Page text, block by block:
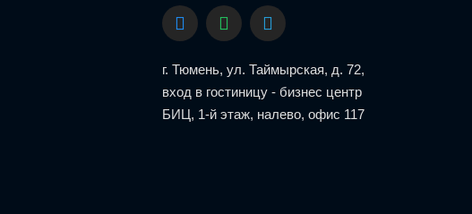
г. Тюмень, ул. Таймырская, д. 72,
вход в гостиницу - бизнес центр
БИЦ, 1-й этаж, налево, офис 117